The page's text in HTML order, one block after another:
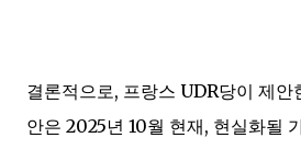
결론적으로, 프랑스 UDR당이 제안
안은 2025년 10월 현재, 현실화될